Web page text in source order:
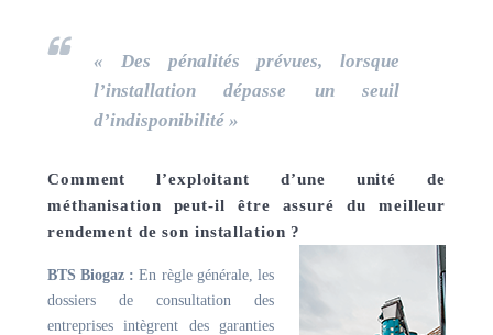
« Des pénalités prévues, lorsque
l’installation dépasse un seuil
d’indisponibilité »
Comment l’exploitant d’une unité de
méthanisation peut-il être assuré du meilleur
rendement de son installation ?
BTS Biogaz :En règle générale, les
dossiers de consultation des
entreprises intègrent des garanties